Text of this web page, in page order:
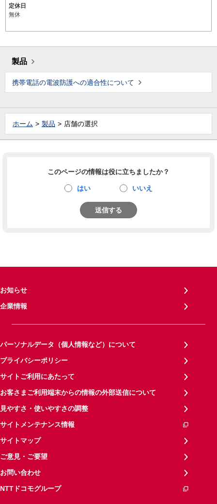
定休日
無休
製品
携帯電話の電波防護への適合性について
ホーム 製品 店舗の選択
このページの情報は役に立ちましたか？
はい いいえ
送信する
お知らせ
企業情報
パーソナルデータ（個人情報など）について
プライバシーポリシー
サイトご利用にあたって
お客さまご利用端末からの情報の外部送信について
見やすさ・使いやすさの調整
サイトメンテナンス情報
サイトマップ
ご意見・ご要望
お問い合わせ
NTTドコモグループ